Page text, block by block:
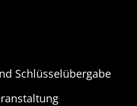
Schlüsselübergabe